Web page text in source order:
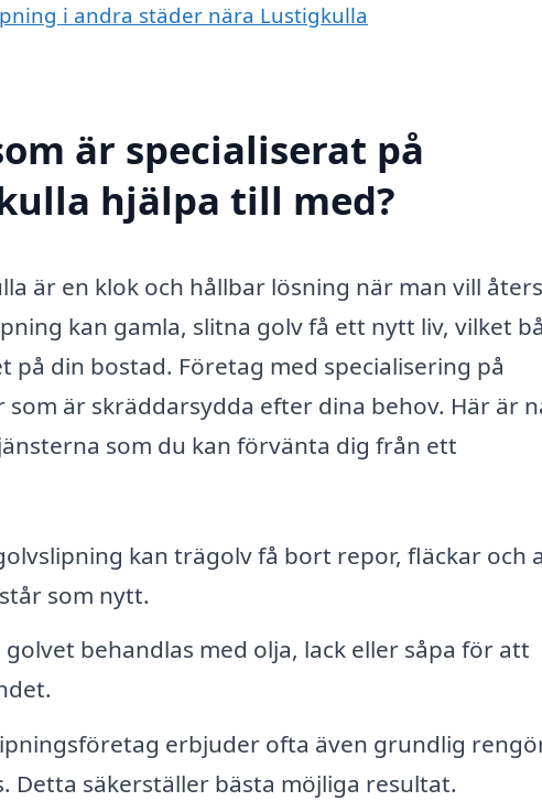
i andra städer nära Lustigkulla
är specialiserat på
hjälpa till med?
är en klok och hållbar lösning när man vill
kan gamla, slitna golv få ett nytt liv, vilket
din bostad. Företag med specialisering på
är skräddarsydda efter dina behov. Här är
som du kan förvänta dig från ett
kan trägolv få bort repor, fläckar och
som nytt.
behandlas med olja, lack eller såpa för att
erbjuder ofta även grundlig
Detta säkerställer bästa möjliga resultat.